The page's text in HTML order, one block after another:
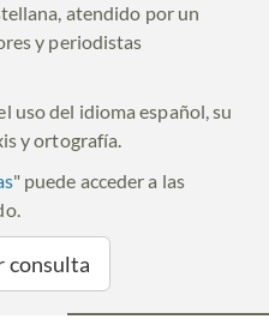
atendido por un
y periodistas
uso del idioma español, su
y ortografía.
" puede acceder a las
consulta